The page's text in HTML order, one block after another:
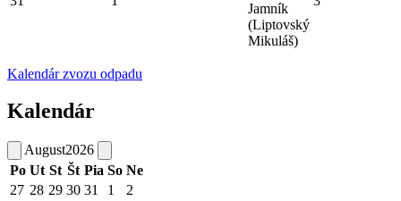
Jamník
(Liptovský
Mikuláš)
Kalendár zvozu odpadu
Kalendár
August2026
Po Ut St Št Pia So Ne
27 28 29 30 31 1
2